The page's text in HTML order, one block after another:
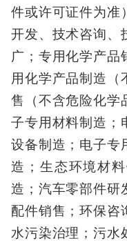
件或许可证件为准
开发、技术咨询、
广；专用化学产品
用化学产品制造（
售（不含危险化学
子专用材料制造；
设备制造；电子专
造；生态环境材
造；汽车零部件研
配件销售；环保咨
水污染治理；污水